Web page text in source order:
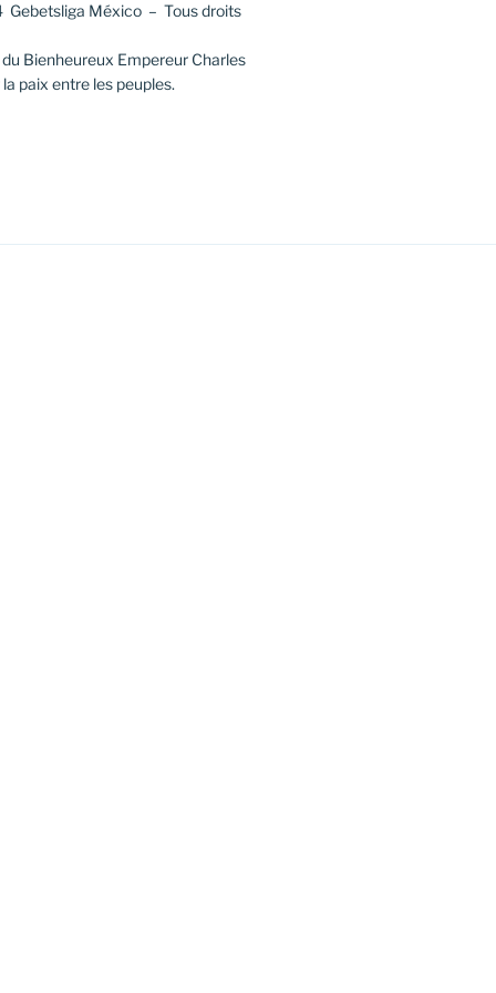
Gebetsliga México – Tous droits
Bienheureux Empereur Charles
paix entre les peuples.